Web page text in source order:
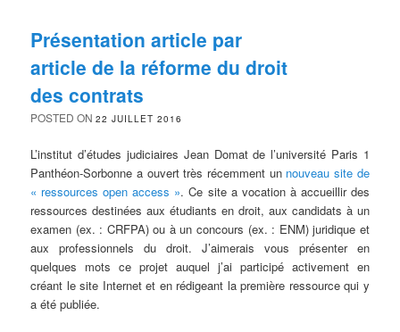
Présentation article par
article de la réforme du droit
des contrats
POSTED ON22 JUILLET 2016
L’institut d’études judiciaires Jean Domat de l’université Paris 1
Panthéon-Sorbonne a ouvert très récemment un nouveau site de
« ressources open access ». Ce site a vocation à accueillir des
ressources destinées aux étudiants en droit, aux candidats à un
examen (ex. : CRFPA) ou à un concours (ex. : ENM) juridique et
aux professionnels du droit. J’aimerais vous présenter en
quelques mots ce projet auquel j’ai participé activement en
créant le site Internet et en rédigeant la première ressource qui y
a été publiée.